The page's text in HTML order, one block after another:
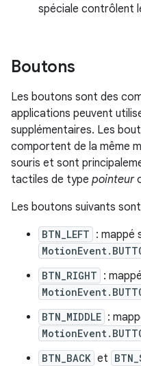
spéciale contrôlent
Boutons
Les boutons sont des
applications peuvent
supplémentaires. Les
comportent de la même
souris et sont
tactiles de type pointeur
Les boutons suivants
BTN_LEFT : mappé
BTN_RIGHT :
BTN_MIDDLE :
BTN_BACK et